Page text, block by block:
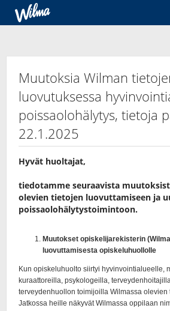
Muutoksia Wilman
luovutuksessa
poissaolohälytys, tietoja
22.1.2025
Hyvät huoltajat,
tiedotamme seuraavista
olevien tietojen luovuttamiseen ja
poissaolohälytystoimintoon.